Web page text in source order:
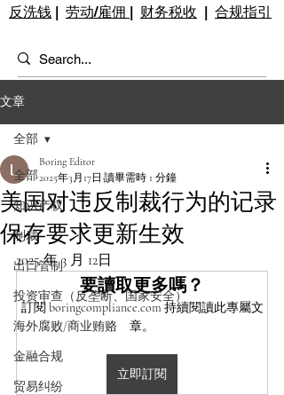
反洗钱 | 劳动/雇佣 | 财务税收 | 合规指引
文章
全部
知识产权
制裁
出口管制
投资审查（反垄断、国家安全）
海外腐败/商业贿赂
金融合规
贸易纠纷
全部
美国对违反制裁行为的记录
保存要求更新生效
Boring Editor
2025年3月17日 讀畢需時 1 分鐘
2025 年 3 月 12日
要讀取更多嗎？
訂閱 boringcompliance.com 持續閱讀此專屬文
章。
立即訂閱